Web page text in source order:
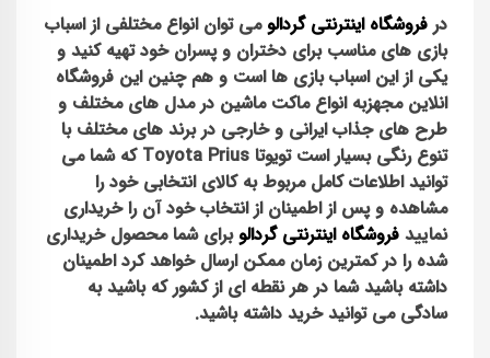
در فروشگاه اینترنتی گردالومی توان انواع مختلفی از اسباب
بازی های مناسب برای دختران و پسران خود تهیه کنید و
یکی از این اسباب بازی ها است و هم چنین این فروشگاه
انلاین مجهزبه انواعماکتماشین در مدل های مختلف و
طرح های جذاب ایرانی و خارجی در برند های مختلف با
تنوع رنگی بسیار است تویوتا Toyota Prius
که شما می
توانید اطلاعات کامل مربوط به کالای انتخابی خود را
مشاهده و پس از اطمینان از انتخاب خود آن را خریداری
نمایید فروشگاه اینترنتی گردالوبرای شما محصول خریداری
شده را در کمترین زمان ممکن ارسال خواهد کرد اطمینان
داشته باشید شما در هر نقطه ای از کشور که باشید به
سادگی می توانید خرید داشته باشید.